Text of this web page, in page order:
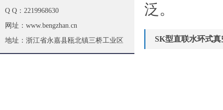
Q Q：2219968630
网址：www.bengzhan.cn
地址：浙江省永嘉县瓯北镇三桥工业区
泛。
SK型直联水环式